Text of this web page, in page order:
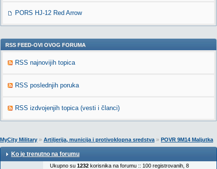
PORS HJ-12 Red Arrow
RSS FEED-OVI OVOG FORUMA
RSS najnovijih topica
RSS poslednjih poruka
RSS izdvojenjih topica (vesti i članci)
MyCity Military » Artiljerija, municija i protivoklopna sredstva» POVR 9M14 Maljutka
Ko je trenutno na forumu
Ukupno su 1232 korisnika na forumu :: 100 registrovanih, 8